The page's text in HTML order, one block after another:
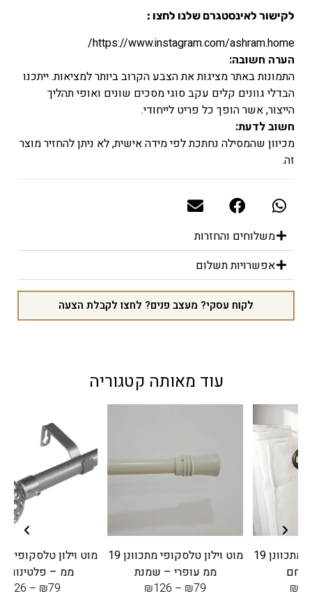
לקישור לאינסטגרם שלנו לחצו :
https://www.instagram.com/ashram.home/
הערה חשובה:
התמונות באתר מציגות את הצבע הקרוב ביותר למציאות. ייתכנו
הבדלי גוונים קלים עקב סוגי מסכים שונים ואופי תהליך
הייצור, אשר הופך כל פריט לייחודי.
חשוב לדעת:
מכיוון שהמסילה נחתכת לפי מידה אישית, לא ניתן להחזיר מוצר
זה.
משלוחים והחזרות
אפשרויות תשלום
לקוח עסקי? מעצב פנים? לחצו לקבלת הצעה
עוד מאותה קטגוריה
מוט וילון טלסקופי מתכוונן 19
ממ עופרי – שמנת
₪
מוט וילון טלסקופי מתכוונן 19
ממ – פלטינום כסף
₪